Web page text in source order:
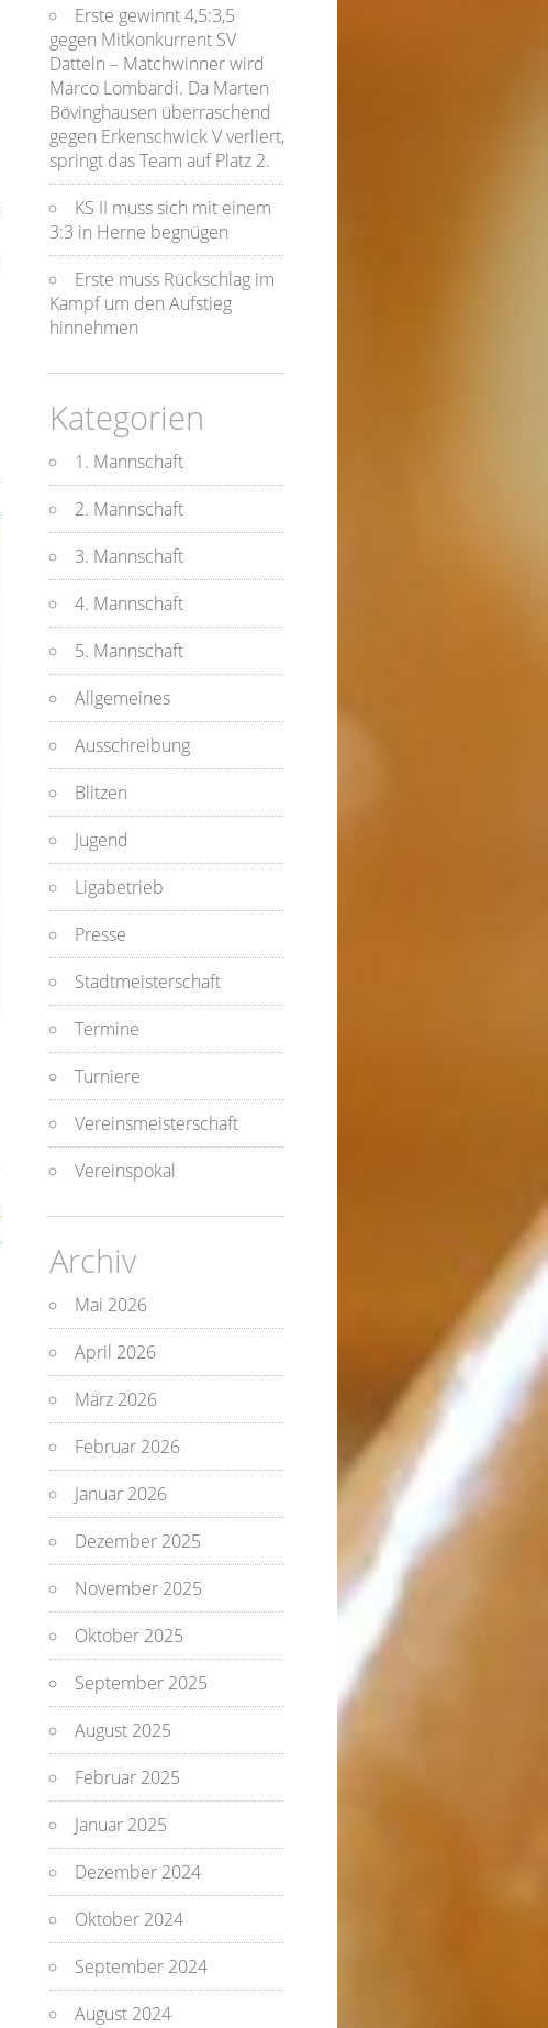
Erste gewinnt 4,5:3,5
gegen Mitkonkurrent SV
Datteln – Matchwinner wird
Marco Lombardi. Da Marten
Bövinghausen überraschend
gegen Erkenschwick V verliert,
springt das Team auf Platz 2.
KS II muss sich mit einem
3:3 in Herne begnügen
Erste muss Rückschlag im
Kampf um den Aufstieg
hinnehmen
Kategorien
1. Mannschaft
2. Mannschaft
3. Mannschaft
4. Mannschaft
5. Mannschaft
Allgemeines
Ausschreibung
Blitzen
Jugend
Ligabetrieb
Presse
Stadtmeisterschaft
Termine
Turniere
Vereinsmeisterschaft
Vereinspokal
Archiv
Mai 2026
April 2026
März 2026
Februar 2026
Januar 2026
Dezember 2025
November 2025
Oktober 2025
September 2025
August 2025
Februar 2025
Januar 2025
Dezember 2024
Oktober 2024
September 2024
August 2024